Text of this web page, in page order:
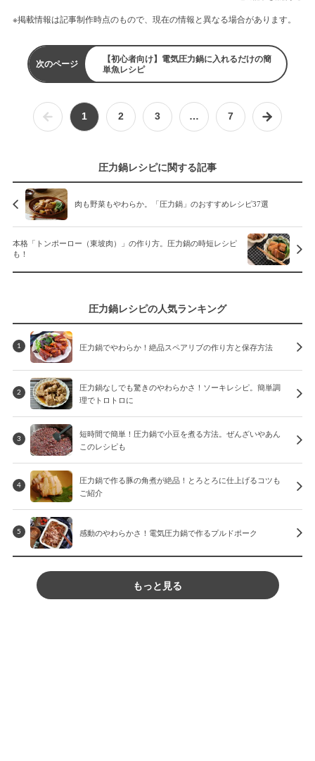
※掲載情報は記事制作時点のもので、現在の情報と異なる場合があります。
次のページ
【初心者向け】電気圧力鍋に入れるだけの簡
単魚レシピ
1 2 3 … 7
圧力鍋レシピに関する記事
肉も野菜もやわらか。「圧力鍋」のおすすめレシピ37選
本格「トンポーロー（東坡肉）」の作り方。圧力鍋の時短レシピ
も！
圧力鍋レシピの人気ランキング
1 圧力鍋でやわらか！絶品スペアリブの作り方と保存方法
2
圧力鍋なしでも驚きのやわらかさ！ソーキレシピ。簡単調
理でトロトロに
3
短時間で簡単！圧力鍋で小豆を煮る方法。ぜんざいやあん
このレシピも
4
圧力鍋で作る豚の角煮が絶品！とろとろに仕上げるコツも
ご紹介
5 感動のやわらかさ！電気圧力鍋で作るプルドポーク
もっと見る